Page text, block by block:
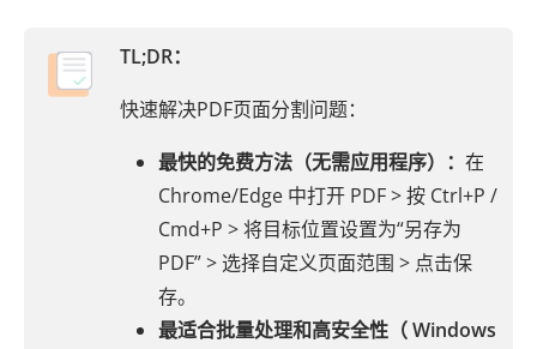
TL;DR：
快速解决PDF页面分割问题：
最快的免费方法（无需应用程序）： 在
Chrome/Edge 中打开 PDF > 按 Ctrl+P /
Cmd+P > 将目标位置设置为“另存为
PDF” > 选择自定义页面范围 > 点击保
存。
最适合批量处理和高安全性（ Windows